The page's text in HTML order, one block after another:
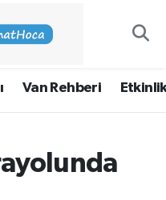
Van Rehberi
Fikstür